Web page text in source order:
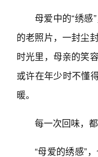
母爱中的“绣
的老照片，一封尘
时光里，母亲的笑
或许在年少时不懂
暖。
每一次回味，
“母爱的绣感”